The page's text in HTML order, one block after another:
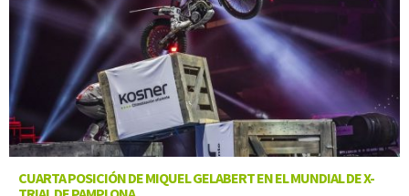
CUARTA POSICIÓN DE MIQUEL GELABERT EN EL MUNDIAL DE X-